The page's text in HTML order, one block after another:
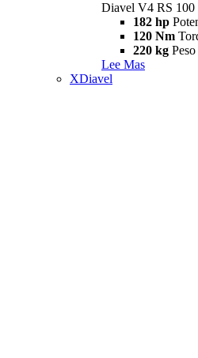
Diavel V4 RS 100
182 hp
120 Nm
220 kg
Lee Mas
XDiavel